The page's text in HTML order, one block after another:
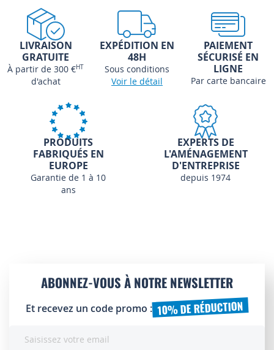
LIVRAISON
GRATUITE
À partir de 300 €HT
d'achat
EXPÉDITION EN
48H
Sous conditions
Voir le détail
PAIEMENT
SÉCURISÉ EN
LIGNE
Par carte bancaire
PRODUITS
FABRIQUÉS EN
EUROPE
Garantie de 1 à 10
ans
EXPERTS DE
L'AMÉNAGEMENT
D'ENTREPRISE
depuis 1974
ABONNEZ-VOUS À NOTRE NEWSLETTER
Et recevez un code promo : 10% DE RÉDUCTION